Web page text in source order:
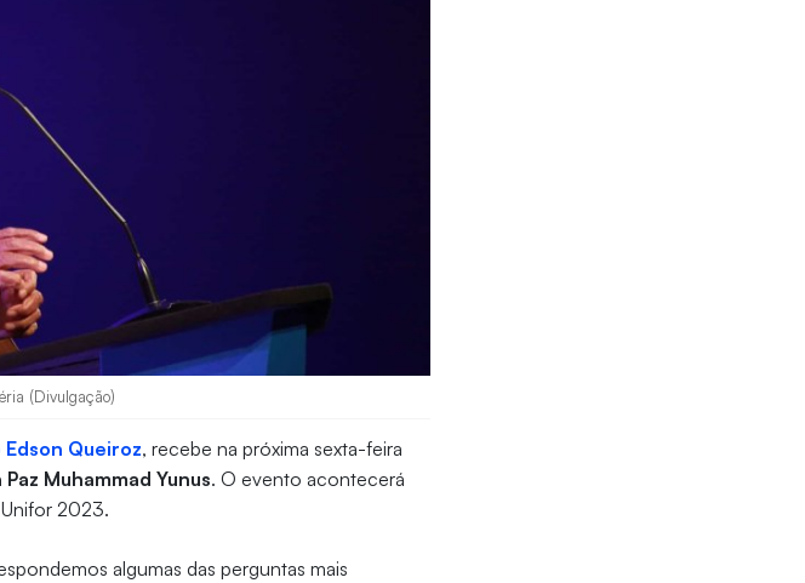
(Divulgação)
Edson Queiroz, recebe na próxima sexta-feira
Muhammad Yunus. O evento acontecerá
2023.
algumas das perguntas mais